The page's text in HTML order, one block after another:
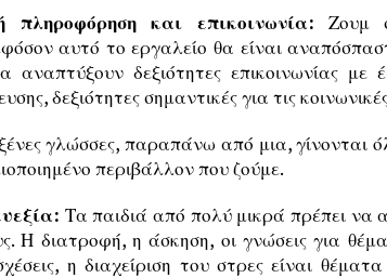
πληροφόρηση και επικοινωνία:Ζουμ
αυτό το εργαλείο θα είναι
αναπτύξουν δεξιότητες επικοινωνίας
δεξιότητες σημαντικές για τις
γλώσσες, παραπάνω από μια, γίνονται
περιβάλλον που ζούμε.
Τα παιδιά από πολύ μικρά πρέπει να
Η διατροφή, η άσκηση, οι γνώσεις για
η διαχείριση του στρες είναι